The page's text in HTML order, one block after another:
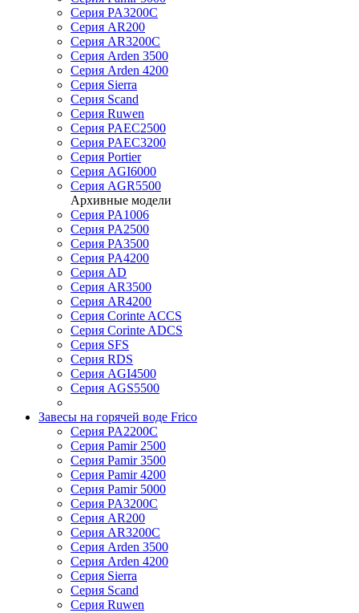
Серия PA3200C
Серия AR200
Серия AR3200C
Серия Arden 3500
Серия Arden 4200
Серия Sierra
Серия Scand
Серия Ruwen
Серия PAEC2500
Серия PAEC3200
Серия Portier
Серия AGI6000
Серия AGR5500
Архивные модели
Серия PA1006
Серия PA2500
Серия PA3500
Серия PA4200
Серия AD
Серия AR3500
Серия AR4200
Серия Corinte ACCS
Серия Corinte ADCS
Серия SFS
Серия RDS
Серия AGI4500
Серия AGS5500
Завесы на горячей воде Frico
Серия PA2200C
Серия Pamir 2500
Серия Pamir 3500
Серия Pamir 4200
Серия Pamir 5000
Серия PA3200C
Серия AR200
Серия AR3200C
Серия Arden 3500
Серия Arden 4200
Серия Sierra
Серия Scand
Серия Ruwen